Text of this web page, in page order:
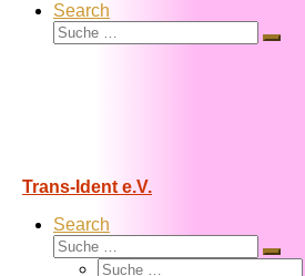
Search
Suche
Suche
Trans-Ident e.V.
Search
Suche
Suche
Suche